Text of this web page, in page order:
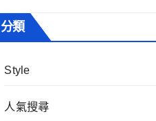
分類
Style
人氣搜尋